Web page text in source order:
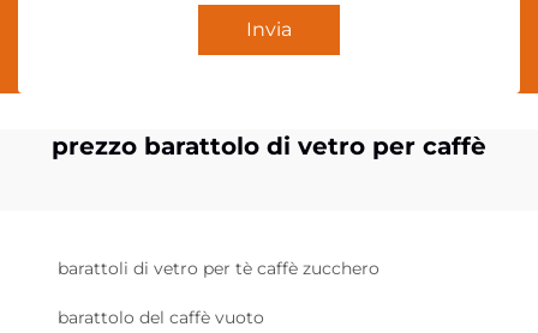
Invia
prezzo barattolo di vetro per caffè
barattoli di vetro per tè caffè zucchero
barattolo del caffè vuoto